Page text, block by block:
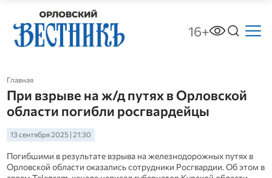
16+
Главная
При взрыве на ж/д путях в Орловской
области погибли росгвардейцы
13 сентября 2025 | 21:30
Погибшими в результате взрыва на железнодорожных путях в
Орловской области оказались сотрудники Росгвардии. Об этом в